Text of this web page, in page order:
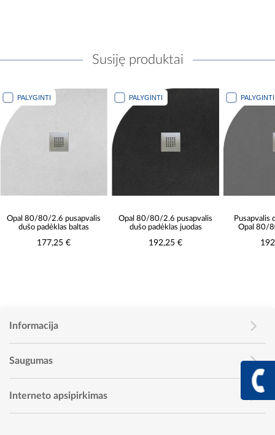
Susiję produktai
PALYGINTI
Opal 80/80/2.6 pusapvalis
dušo padėklas baltas
177,25 €
PALYGINTI
Opal 80/80/2.6 pusapvalis
dušo padėklas juodas
192,25 €
PALYGINTI
Pusapvalis
Opal 80/
Informacija
Saugumas
Interneto apsipirkimas
+370 617
Info linija I - V 9:00 -